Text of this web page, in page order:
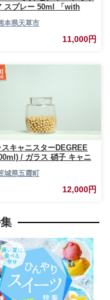
スプレー 50ml 「with
本県天草市
11,000円
スキャニスターDEGREE
/ ガラス 硝子 キャニ
一生もの 職人 こだわり
デザインミュージアムセ
ション 茨城県 五霞町
城県五霞町
12,000円